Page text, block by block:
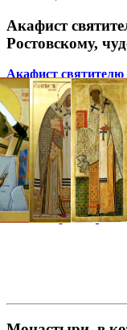
Акафист
Ростовскому,
Акафист святителю
чудотворцу в
Галерея